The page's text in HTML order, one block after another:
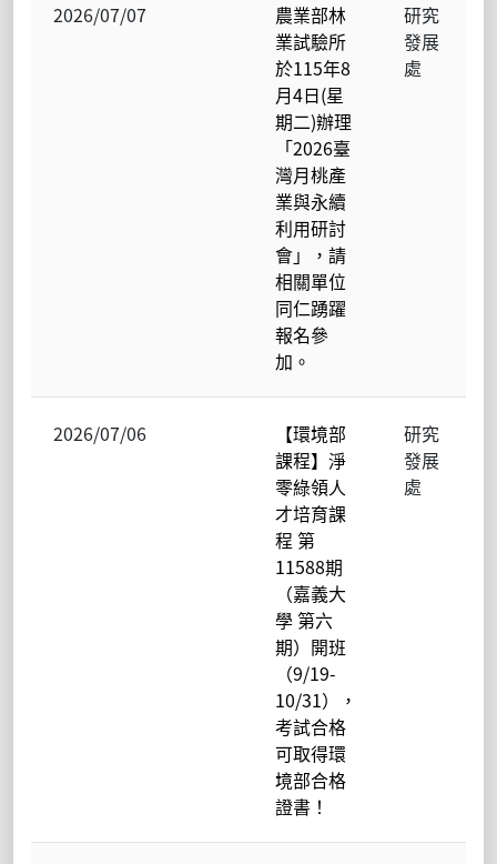
2026/07/07
農業部林
業試驗所
於115年8
月4日(星
期二)辦理
「2026臺
灣月桃產
業與永續
利用研討
會」，請
相關單位
同仁踴躍
報名參
加。
研究
發展
處
2026/07/06
【環境部
課程】淨
零綠領人
才培育課
程 第
11588期
（嘉義大
學 第六
期）開班
（9/19-
10/31），
考試合格
可取得環
境部合格
證書！
研究
發展
處